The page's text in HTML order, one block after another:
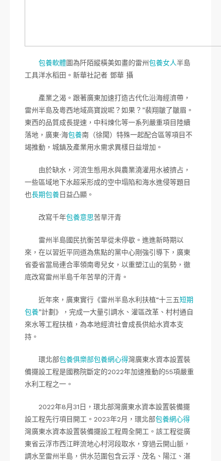
包養軟體圖為阡陌縱橫美如畫的雷州包養女人半島
工具洋水稻田。新華社記者 鄧華 攝
產業之渴。跟著廣東加速打造古代化沿海經濟帶，
雷州半島及粵西地域高寶說呢？如果？”裴翔皺了皺眉。
東西的品質成長提速，中科煉化等一系列嚴重項目陸續
落地，廣東·海包養南（徐聞）特殊一起配合區等項目不
竭推動，城鎮及產業用水需求異樣日益增加。
由於缺水，河流生態用水與農業澆灌用水被擠占，
一些區域地下水超采形成的空中塌陷和海水進侵等題目
也長期包養日益凸顯。
改寫千年包養意思苦旱汗青
雷州半島國民抗衡苦旱從未停歇。進進新時期以
來，在以習近平同道為焦點的黨中心剛強引導下，廣東
省委省當局連合率領南粵兒女，以重塑江山的氣勢，徹
底改寫雷州半島千年苦旱的汗青。
近年來，廣東實行《雷州半島水利扶植“十三五短期
包養”計劃》，完成一大量引調水、灌區改革、村村通自
來水等工程扶植，為本地經濟社會成長供給水資本支
持。
環北部包養俱樂部包養網心得灣廣東水資本設置裝
備擺設工程是國務院斷定的2022年加速推動的55項嚴重
水利工程之一。
2022年8月31日，環北部灣廣東水資本設置裝備擺
設工程先行項目開工。2023年2月，環北部包養網心得
灣廣東水資本設置裝備擺設工程周全開工。該工程從廣
東省云浮市西江畔流地心村河段取水，穿過云開山脈，
調水至雷州半島，供水范圍包含云浮、茂名、陽江、湛